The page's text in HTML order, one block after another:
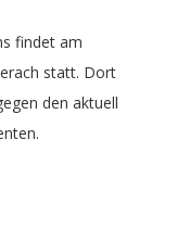
findet am
statt. Dort
den aktuell